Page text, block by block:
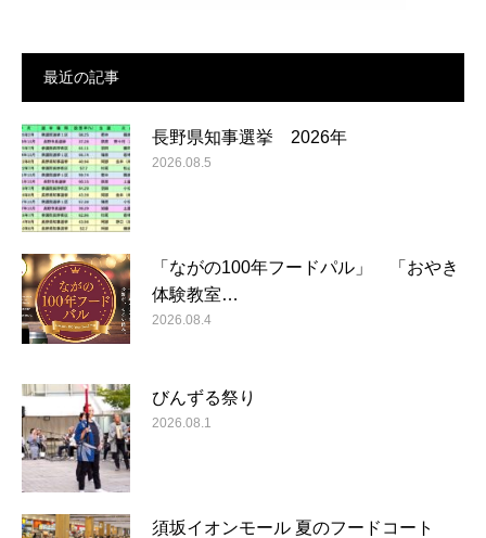
最近の記事
長野県知事選挙 2026年
2026.08.5
「ながの100年フードパル」 「おやき
体験教室…
2026.08.4
びんずる祭り
2026.08.1
須坂イオンモール 夏のフードコート